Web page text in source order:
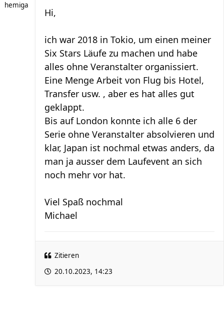
hemiga
Hi,
ich war 2018 in Tokio, um einen meiner
Six Stars Läufe zu machen und habe
alles ohne Veranstalter organissiert.
Eine Menge Arbeit von Flug bis Hotel,
Transfer usw. , aber es hat alles gut
geklappt.
Bis auf London konnte ich alle 6 der
Serie ohne Veranstalter absolvieren und
klar, Japan ist nochmal etwas anders, da
man ja ausser dem Laufevent an sich
noch mehr vor hat.
Viel Spaß nochmal
Michael
Zitieren
20.10.2023, 14:23